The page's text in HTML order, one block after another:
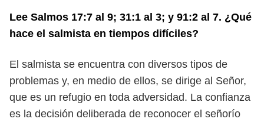
Lee Salmos 17:7 al 9; 31:1 al 3; y 91:2 al 7. ¿Qué
hace el salmista en tiempos difíciles?
El salmista se encuentra con diversos tipos de
problemas y, en medio de ellos, se dirige al Señor,
que es un refugio en toda adversidad. La confianza
es la decisión deliberada de reconocer el señorío